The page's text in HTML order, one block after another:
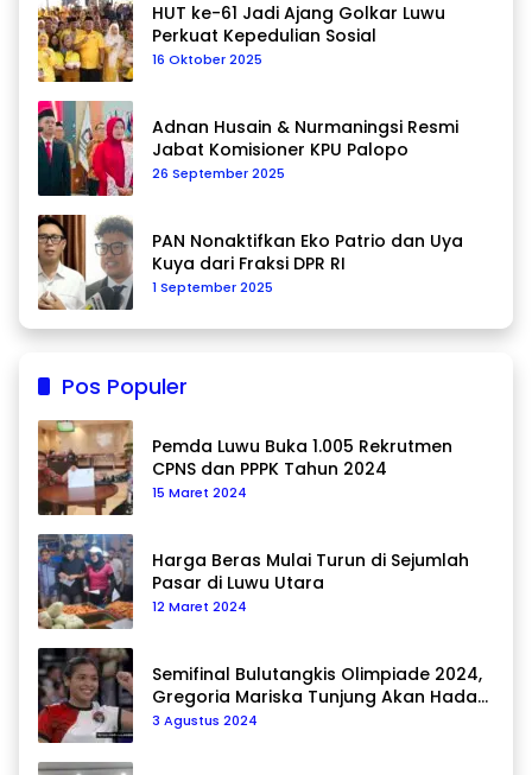
HUT ke-61 Jadi Ajang Golkar Luwu
Perkuat Kepedulian Sosial
16 Oktober 2025
Adnan Husain & Nurmaningsi Resmi
Jabat Komisioner KPU Palopo
26 September 2025
PAN Nonaktifkan Eko Patrio dan Uya
Kuya dari Fraksi DPR RI
1 September 2025
Pos Populer
Pemda Luwu Buka 1.005 Rekrutmen
CPNS dan PPPK Tahun 2024
15 Maret 2024
Harga Beras Mulai Turun di Sejumlah
Pasar di Luwu Utara
12 Maret 2024
Semifinal Bulutangkis Olimpiade 2024,
Gregoria Mariska Tunjung Akan Hadapi
Pemain Asal Korea Selatan
3 Agustus 2024